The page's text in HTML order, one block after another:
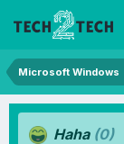
Microsoft Windows
Haha (0)